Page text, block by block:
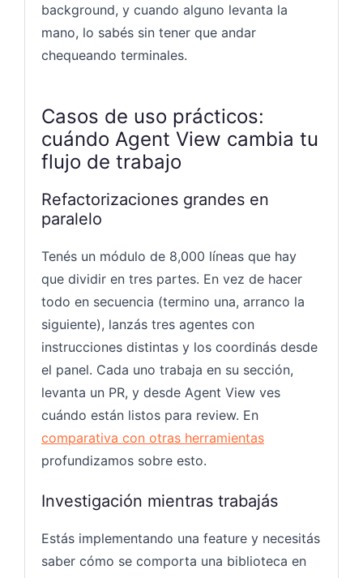
background, y cuando alguno levanta la
mano, lo sabés sin tener que andar
chequeando terminales.
Casos de uso prácticos:
cuándo Agent View cambia tu
flujo de trabajo
Refactorizaciones grandes en
paralelo
Tenés un módulo de 8,000 líneas que hay
que dividir en tres partes. En vez de hacer
todo en secuencia (termino una, arranco la
siguiente), lanzás tres agentes con
instrucciones distintas y los coordinás desde
el panel. Cada uno trabaja en su sección,
levanta un PR, y desde Agent View ves
cuándo están listos para review. En
comparativa con otras herramientas
profundizamos sobre esto.
Investigación mientras trabajás
Estás implementando una feature y necesitás
saber cómo se comporta una biblioteca en